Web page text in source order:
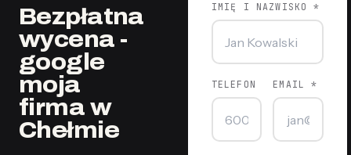
Bezpłatna
wycena -
google
moja
firma w
Chełmie
IMIĘ I NAZWISKO *
TELEFON EMAIL *